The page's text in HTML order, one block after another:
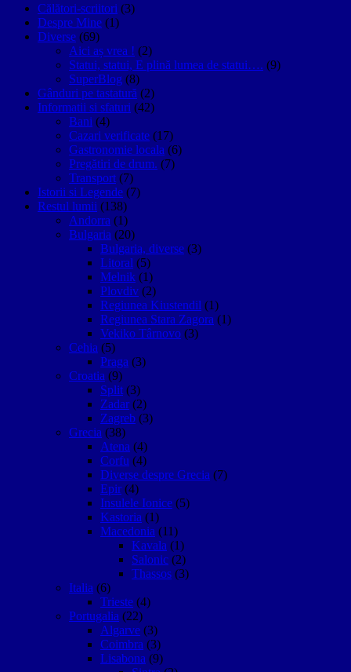
Călători-scriitori (3)
Despre Mine (1)
Diverse (69)
Aici aș vrea ! (2)
Statui, statui, E plină lumea de statui…. (9)
SuperBlog (8)
Gânduri pe tastatură (2)
Informatii si sfaturi (42)
Bani (4)
Cazari verificate (17)
Gastronomie locala (6)
Pregătiri de drum. (7)
Transport (7)
Istorii si Legende (7)
Restul lumii (138)
Andorra (1)
Bulgaria (20)
Bulgaria, diverse (3)
Litoral (5)
Melnik (1)
Plovdiv (2)
Regiunea Kiustendil (1)
Regiunea Stara Zagora (1)
Vekiko Târnovo (3)
Cehia (5)
Praga (3)
Croatia (9)
Split (3)
Zadar (2)
Zagreb (3)
Grecia (38)
Atena (4)
Corfu (4)
Diverse despre Grecia (7)
Epir (4)
Insulele Ionice (5)
Kastoria (1)
Macedonia (11)
Kavala (1)
Salonic (2)
Thassos (3)
Italia (6)
Trieste (4)
Portugalia (22)
Algarve (3)
Coimbra (3)
Lisabona (9)